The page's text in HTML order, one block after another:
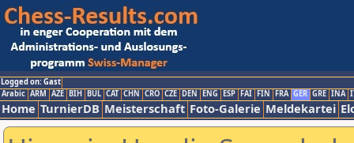
Logged on: Gast
Arabic ARM AZE BIH BUL CAT CHN CRO CZE DEN ENG ESP FAI FIN FRA GER GRE INA
Home TurnierDB Meisterschaft Foto-Galerie Meldekartei